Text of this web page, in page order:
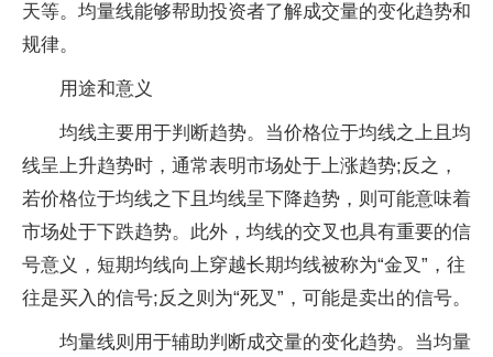
天等。均量线能够帮助投资者了解成交量的变化趋势和
规律。‌
用途和意义
‌均线‌主要用于判断趋势。当价格位于均线之上且均
线呈上升趋势时，通常表明市场处于上涨趋势;反之，
若价格位于均线之下且均线呈下降趋势，则可能意味着
市场处于下跌趋势。此外，均线的交叉也具有重要的信
号意义，短期均线向上穿越长期均线被称为“金叉”，往
往是买入的信号;反之则为“死叉”，可能是卖出的信号。
‌均量线‌则用于辅助判断成交量的变化趋势。当均量